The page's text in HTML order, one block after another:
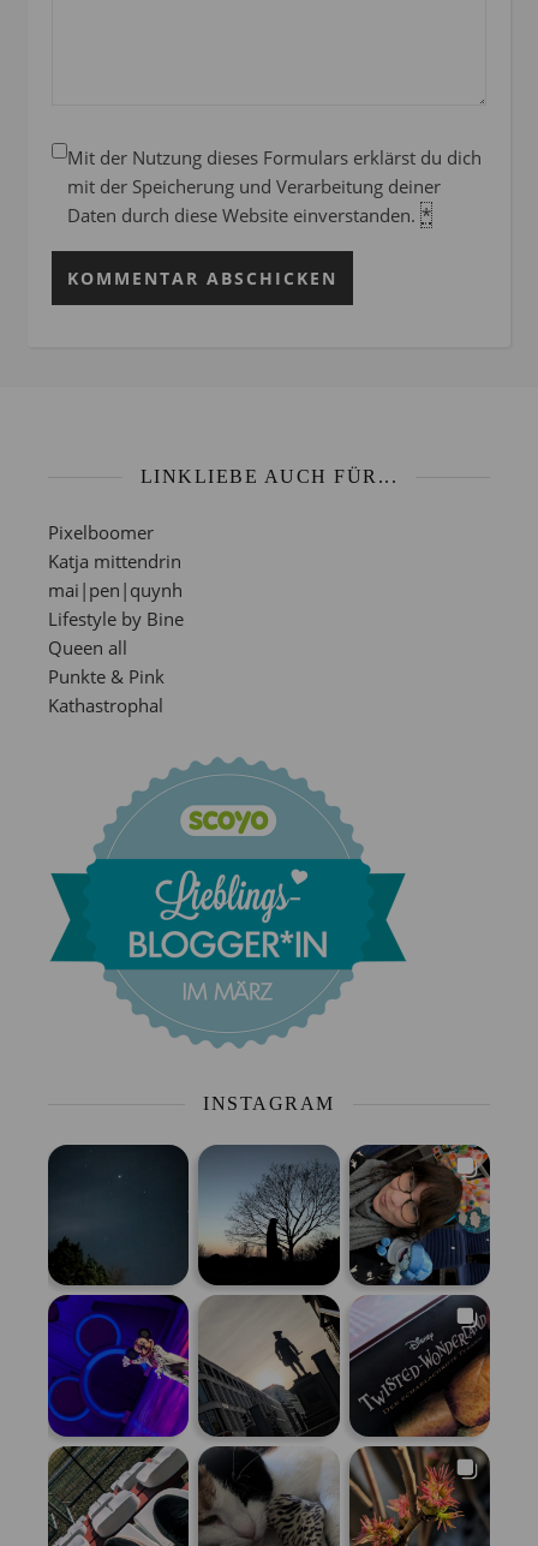
Mit der Nutzung dieses Formulars erklärst du dich
mit der Speicherung und Verarbeitung deiner
Daten durch diese Website einverstanden. *
LINKLIEBE AUCH FÜR...
Pixelboomer
Katja mittendrin
mai|pen|quynh
Lifestyle by Bine
Queen all
Punkte & Pink
Kathastrophal
INSTAGRAM